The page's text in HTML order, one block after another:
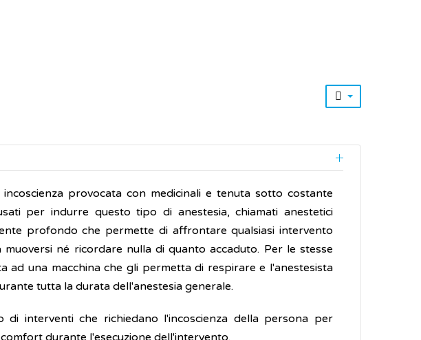
provocata con medicinali e tenuta sotto costante
per indurre questo tipo di anestesia, chiamati anestetici
profondo che permette di affrontare qualsiasi intervento
muoversi né ricordare nulla di quanto accaduto. Per le stesse
ad una macchina che gli permetta di respirare e l'anestesista
tutta la durata dell'anestesia generale.
di interventi che richiedano l'incoscienza della persona per
durante l'esecuzione dell'intervento.